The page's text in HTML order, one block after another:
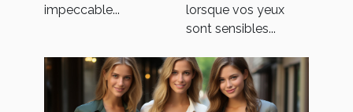
impeccable...
lorsque vos yeux
sont sensibles...